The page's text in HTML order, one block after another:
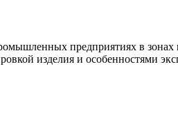
предприятиях в зонах
изделия и особенностями